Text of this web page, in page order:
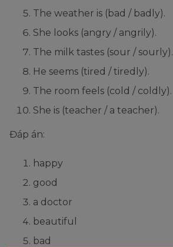
The weather is (bad / badly).
She looks (angry / angrily).
The milk tastes (sour / sourly).
He seems (tired / tiredly).
The room feels (cold / coldly).
She is (teacher / a teacher).
Đáp án:
happy
good
a doctor
beautiful
bad